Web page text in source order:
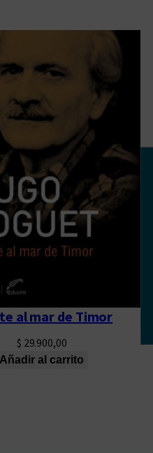
al mar de Timor
$ 29.900,00
Añadir al carrito